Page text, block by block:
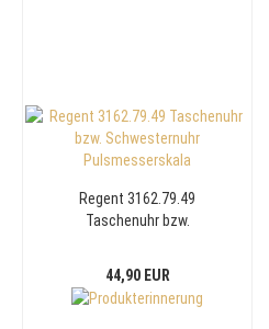
Regent 3162.79.49
Taschenuhr bzw.
44,90 EUR